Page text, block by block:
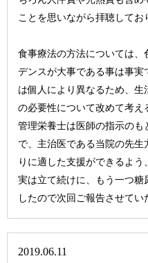
ことを思いながら拝聴してお
食事療法の方法については
デンスが大事である事は事
は個人により異なるため、
の必要性について改めて考え
管理栄養士は医師の指示の
で、主治医である当院の先生
りに適した支援ができるよう
実は立て続けに、もう一つ糖
したので次回ご報告させてい
2019.06.11